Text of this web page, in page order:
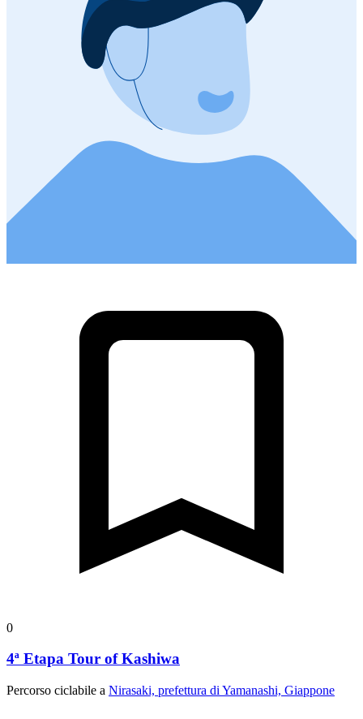
0
4ª Etapa Tour of Kashiwa
Percorso ciclabile a Nirasaki, prefettura di Yamanashi, Giappone